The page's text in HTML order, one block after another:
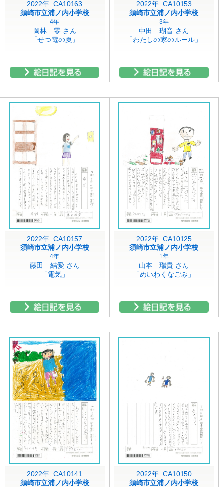
2022年 CA10163
須崎市立浦ノ内小学校
4年
岡林 零 さん
「せつ電の夏」
2022年 CA10153
須崎市立浦ノ内小学校
3年
中田 瑚音 さん
「わたしの家のルール」
2022年 CA10157
須崎市立浦ノ内小学校
4年
藤田 結愛 さん
「電気」
2022年 CA10125
須崎市立浦ノ内小学校
1年
山本 瑞貴 さん
「めいわくなごみ」
2022年 CA10141
須崎市立浦ノ内小学校
2022年 CA10150
須崎市立浦ノ内小学校